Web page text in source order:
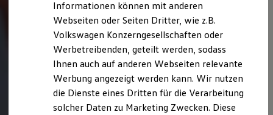
Informationen können mit anderen
Webseiten oder Seiten Dritter, wie z.B.
Volkswagen Konzerngesellschaften oder
Werbetreibenden, geteilt werden, sodass
Ihnen auch auf anderen Webseiten relevante
Werbung angezeigt werden kann. Wir nutzen
die Dienste eines Dritten für die Verarbeitung
solcher Daten zu Marketing Zwecken. Diese